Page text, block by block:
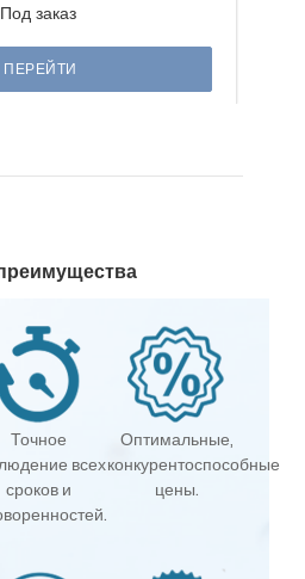
Под заказ
ПЕРЕЙТИ
Точное
всех
сроков и
Оптимальные,
конкурентоспособные
цены.